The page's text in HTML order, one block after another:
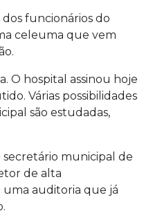
funcionários do
celeuma que vem
O hospital assinou hoje
Várias possibilidades
são estudadas,
municipal de
de alta
auditoria que já